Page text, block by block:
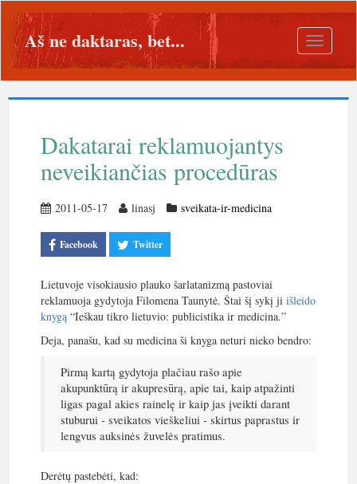
Toggle
Aš ne daktaras, bet...
Dakatarai reklamuojantys
neveikiančias procedūras
2011-05-17 linasj sveikata-ir-medicina
Facebook Twitter
Lietuvoje visokiausio plauko šarlatanizmą pastoviai
reklamuoja gydytoja Filomena Taunytė. Štai šį sykį ji išleido
knygą “Ieškau tikro lietuvio: publicistika ir medicina.”
Deja, panašu, kad su medicina ši knyga neturi nieko bendro:
Pirmą kartą gydytoja plačiau rašo apie
akupunktūrą ir akupresūrą, apie tai, kaip atpažinti
ligas pagal akies rainelę ir kaip jas įveikti darant
stuburui - sveikatos vieškeliui - skirtus paprastus ir
lengvus auksinės žuvelės pratimus.
Derėtų pastebėti, kad: